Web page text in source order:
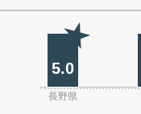
5.0
長野県